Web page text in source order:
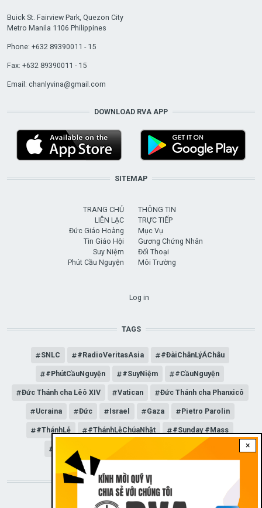
×
Buick St. Fairview Park, Quezon City
Metro Manila 1106 Philippines
Phone: +632 89390011 - 15
Fax: +632 89390011 - 15
Email: chanlyvina@gmail.com
DOWNLOAD RVA APP
SITEMAP
TRANG CHỦ
LIÊN LẠC
Đức Giáo Hoàng
Tin Giáo Hội
Suy Niệm
Phút Cầu Nguyện
THÔNG TIN
TRỰC TIẾP
Mục Vụ
Gương Chứng Nhân
Đối Thoại
Môi Trường
Log in
TAGS
SNLC #RadioVeritasAsia #ĐàiChânLýÁChâu
#PhútCầuNguyện #SuyNiệm #CầuNguyện
Đức Thánh cha Lêô XIV Vatican Đức Thánh cha Phanxicô
Ucraina Đức Israel Gaza Pietro Parolin
#ThánhLễ #ThánhLễChúaNhật #Sunday #Mass
Angelus
STAY CONNECTED WITH US!